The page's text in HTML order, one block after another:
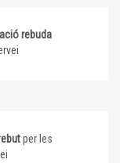
rebuda
per les